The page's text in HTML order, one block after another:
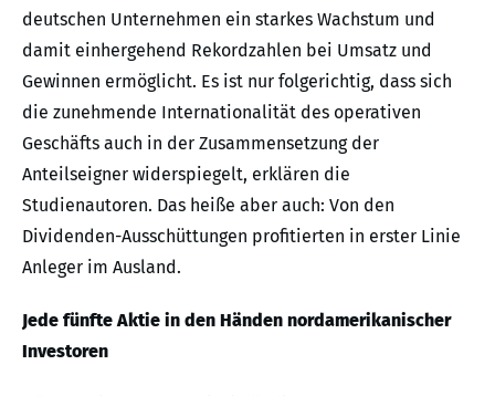
deutschen Unternehmen ein starkes Wachstum und
damit einhergehend Rekordzahlen bei Umsatz und
Gewinnen ermöglicht. Es ist nur folgerichtig, dass sich
die zunehmende Internationalität des operativen
Geschäfts auch in der Zusammensetzung der
Anteilseigner widerspiegelt, erklären die
Studienautoren. Das heiße aber auch: Von den
Dividenden-Ausschüttungen profitierten in erster Linie
Anleger im Ausland.
Jede fünfte Aktie in den Händen nordamerikanischer
Investoren